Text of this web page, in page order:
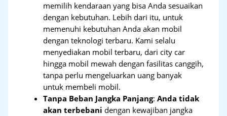
memilih kendaraan yang bisa Anda sesuaikan
dengan kebutuhan. Lebih dari itu, untuk
memenuhi kebutuhan Anda akan mobil
dengan teknologi terbaru. Kami selalu
menyediakan mobil terbaru, dari city car
hingga mobil mewah dengan fasilitas canggih,
tanpa perlu mengeluarkan uang banyak
untuk membeli mobil.
Tanpa Beban Jangka Panjang:Anda tidak
akan terbebani dengan kewajiban jangka